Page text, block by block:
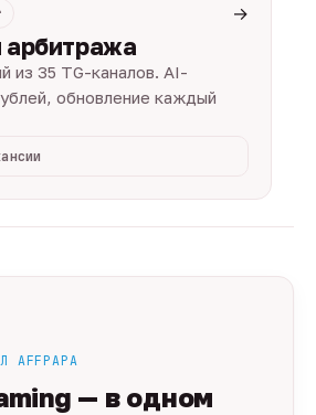
→
арбитража
из 35 TG-каналов. AI-
обновление каждый
AFFPAPA
— в одном